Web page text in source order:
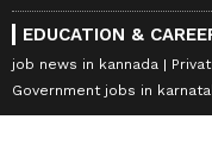
EDUCATION &
job news in kannada
Government jobs in